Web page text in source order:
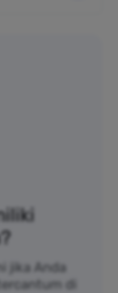
jika Anda
di